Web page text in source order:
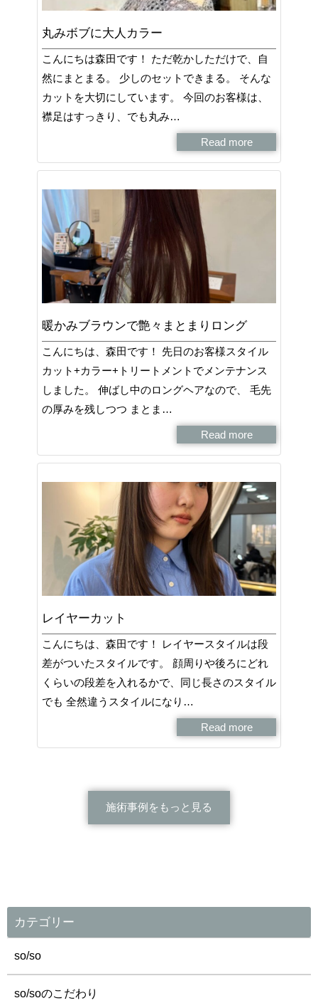
丸みボブに大人カラー
こんにちは森田です！ ただ乾かしただけで、自
然にまとまる。 少しのセットできまる。 そんな
カットを大切にしています。 今回のお客様は、
襟足はすっきり、でも丸み…
Read more
暖かみブラウンで艶々まとまりロング
こんにちは、森田です！ 先日のお客様スタイル
カット+カラー+トリートメントでメンテナンス
しました。 伸ばし中のロングヘアなので、 毛先
の厚みを残しつつ まとま…
Read more
レイヤーカット
こんにちは、森田です！ レイヤースタイルは段
差がついたスタイルです。 顔周りや後ろにどれ
くらいの段差を入れるかで、同じ長さのスタイル
でも 全然違うスタイルになり…
Read more
施術事例をもっと見る
カテゴリー
so/so
so/soのこだわり